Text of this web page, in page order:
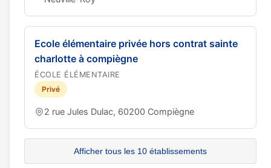
Ecole élémentaire privée hors contrat sainte
charlotte à compiègne
ÉCOLE ÉLÉMENTAIRE
Privé
2 rue Jules Dulac, 60200 Compiègne
Afficher tous les 10 établissements